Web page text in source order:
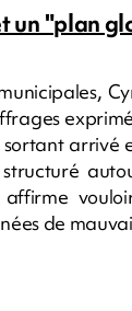
un "plan
arrivé
de